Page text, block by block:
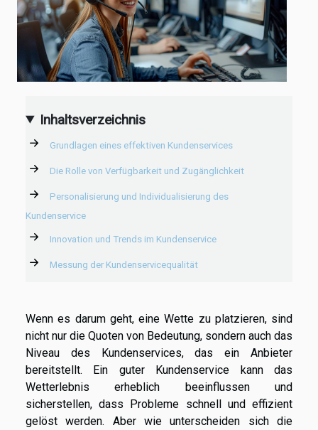
Inhaltsverzeichnis
Grundlagen eines effektiven Kundenservices
Die Rolle von Verfügbarkeit und Zugänglichkeit
Personalisierung und Individualisierung des
Kundenservice
Innovation und Trends im Kundenservice
Messung der Kundenservicequalität
Wenn es darum geht, eine Wette zu platzieren, sind
nicht nur die Quoten von Bedeutung, sondern auch das
Niveau des Kundenservices, das ein Anbieter
bereitstellt. Ein guter Kundenservice kann das
Wetterlebnis erheblich beeinflussen und
sicherstellen, dass Probleme schnell und effizient
gelöst werden. Aber wie unterscheiden sich die